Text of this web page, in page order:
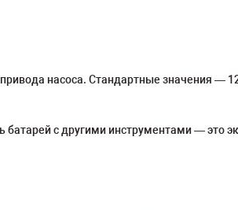
насоса. Стандартные значения —
с другими инструментами — это